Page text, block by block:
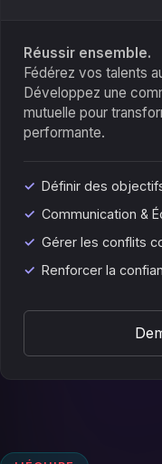
Réussir ensemble.
Fédérez vos talents
Développez une
mutuelle pour
performante.
Définir des
Communication &
Gérer les conflits
Renforcer la